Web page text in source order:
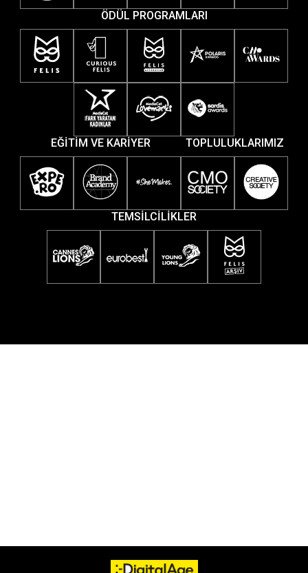
ÖDÜL PROGRAMLARI
EĞİTİM VE KARİYER TOPLULUKLARIMIZ
TEMSİLCİLİKLER